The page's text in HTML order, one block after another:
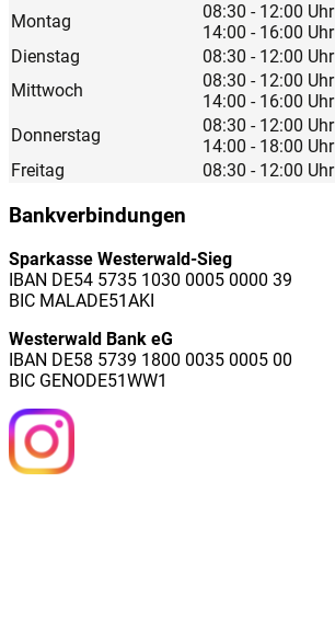
Montag
08:30 - 12:00 Uhr
14:00 - 16:00 Uhr
Dienstag
08:30 - 12:00 Uhr
Mittwoch
08:30 - 12:00 Uhr
14:00 - 16:00 Uhr
Donnerstag
08:30 - 12:00 Uhr
14:00 - 18:00 Uhr
Freitag
08:30 - 12:00 Uhr
Bankverbindungen
Sparkasse Westerwald-Sieg
IBAN DE54 5735 1030 0005 0000 39
BIC MALADE51AKI
Westerwald Bank eG
IBAN DE58 5739 1800 0035 0005 00
BIC GENODE51WW1